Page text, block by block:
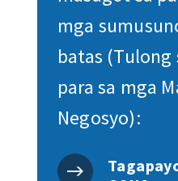
mga
batas (Tulong
para sa mga
Negosyo):